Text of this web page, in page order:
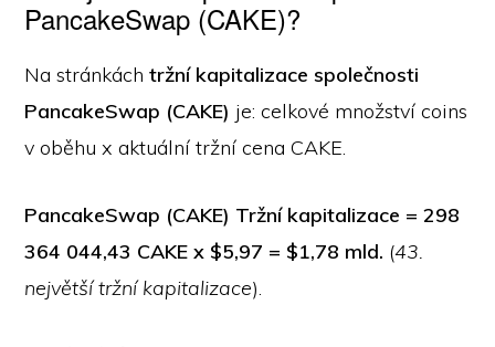
PancakeSwap (CAKE)?
Na stránkáchtržní kapitalizace společnosti
PancakeSwap (CAKE) je: celkové množství coins
v oběhu x aktuální tržní cena CAKE.
PancakeSwap (CAKE) Tržní kapitalizace = 298
364 044,43 CAKE x $5,97 = $1,78 mld. (43.
největší tržní kapitalizace).